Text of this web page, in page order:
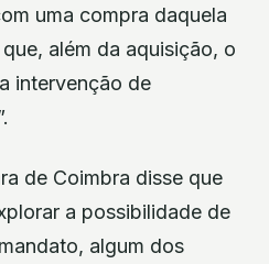
uma compra daquela
além da aquisição, o
intervenção de
de Coimbra disse que
a possibilidade de
algum dos